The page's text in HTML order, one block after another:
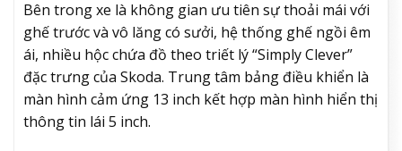
Bên trong xe là không gian ưu tiên sự thoải mái với
ghế trước và vô lăng có sưởi, hệ thống ghế ngồi êm
ái, nhiều hộc chứa đồ theo triết lý “Simply Clever”
đặc trưng của Skoda. Trung tâm bảng điều khiển là
màn hình cảm ứng 13 inch kết hợp màn hình hiển thị
thông tin lái 5 inch.